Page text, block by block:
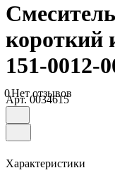
короткий
151-0012-
0Нет отзывов
Арт.0034615
Характеристики